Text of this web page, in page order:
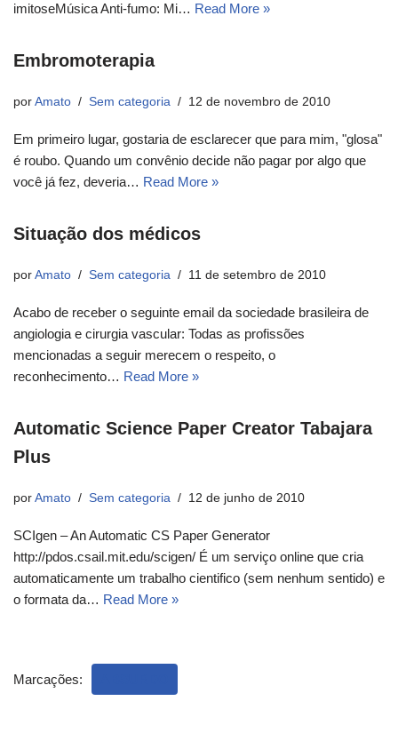
imitoseMúsica Anti-fumo: Mi… Read More »
Embromoterapia
por Amato Sem categoria 12 de novembro de 2010
Em primeiro lugar, gostaria de esclarecer que para mim, "glosa"
é roubo. Quando um convênio decide não pagar por algo que
você já fez, deveria… Read More »
Situação dos médicos
por Amato Sem categoria 11 de setembro de 2010
Acabo de receber o seguinte email da sociedade brasileira de
angiologia e cirurgia vascular: Todas as profissões
mencionadas a seguir merecem o respeito, o
reconhecimento… Read More »
Automatic Science Paper Creator Tabajara
Plus
por Amato Sem categoria 12 de junho de 2010
SCIgen – An Automatic CS Paper Generator
http://pdos.csail.mit.edu/scigen/ É um serviço online que cria
automaticamente um trabalho cientifico (sem nenhum sentido) e
o formata da… Read More »
Marcações: